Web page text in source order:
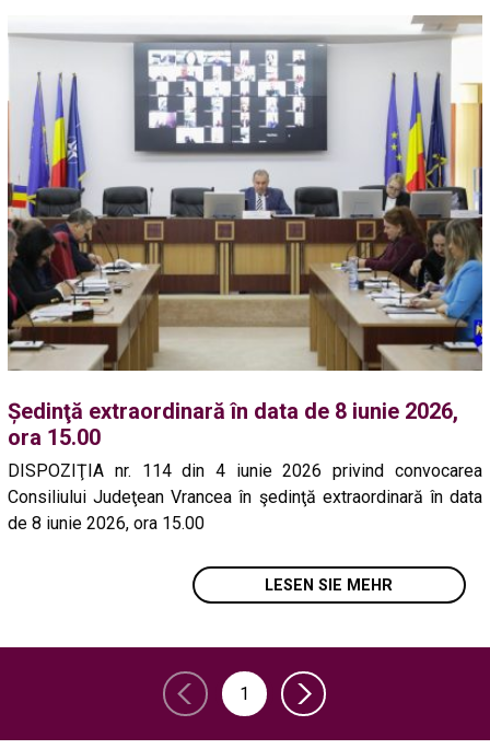
Ședinţă extraordinară în data de 8 iunie 2026,
ora 15.00
DISPOZIŢIA nr. 114 din 4 iunie 2026 privind convocarea
Consiliului Judeţean Vrancea în şedinţă extraordinară în data
de 8 iunie 2026, ora 15.00
LESEN SIE MEHR
1